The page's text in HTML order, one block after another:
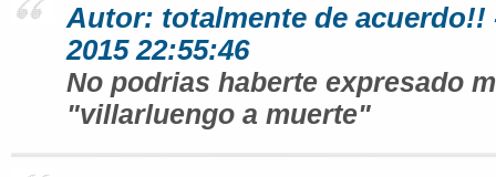
Autor: totalmente de acuerdo!!
2015 22:55:46
No podrias haberte expresado
"villarluengo a muerte"